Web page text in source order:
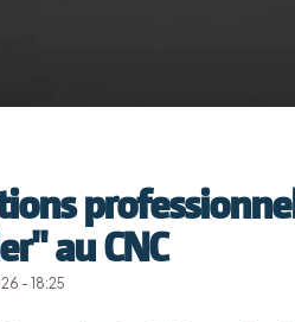
au CNC
- 18:25